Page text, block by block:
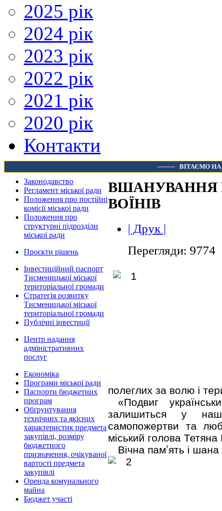
2025 рік
2024 рік
2023 рік
2022 рік
2021 рік
2020 рік
Контакти
--------- ВІТАЄМО
Законодавство
Регламент міської ради
Положення про постійні
комісії міської ради
Положення про
структурні підрозділи
міської ради
Проєкти рішень
Інвестиційний паспорт
Тисменицької міської
територіальної громади
Стратегія розвитку
Тисменицької міської
територіальної громади
Публічні інвестиції
Центр надання
адміністративних
послуг
Економіка
Програми міської ради
Паспорти бюджетних
програм
Обґрунтування
технічних та якісних
характеристик предмета
закупівлі, розміру
бюджетного
призначення, очікуваної
вартості предмета
закупівлі
Оренда комунального
майна
Бюджет участі
ВШАНУВАННЯ
ВОЇНІВ
| Друк |
Перегляди: 9774
полеглих за волю і
«Подвиг
залишиться у
самопожертви та
міський голова
Вічна памʼять і